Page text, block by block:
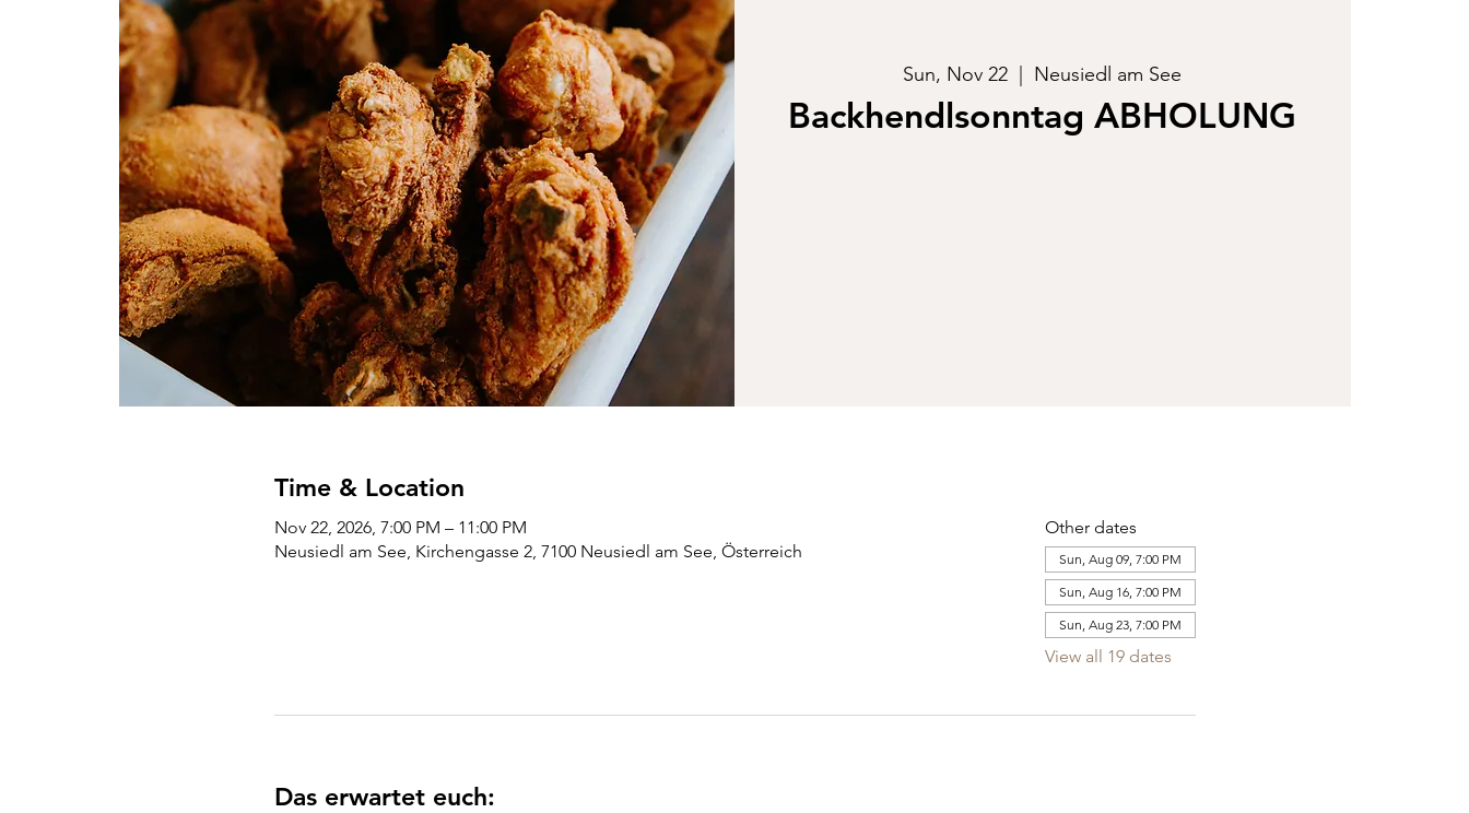
Sun, Nov 22 Neusiedl am See
Backhendlsonntag ABHOLUNG
Time & Location
Nov 22, 2026, 7:00 PM – 11:00 PM
Neusiedl am See, Kirchengasse 2, 7100 Neusiedl am See, Österreich
Other dates
Sun, Aug 09, 7:00 PM
Sun, Aug 16, 7:00 PM
Sun, Aug 23, 7:00 PM
View all 19 dates
Das erwartet euch: